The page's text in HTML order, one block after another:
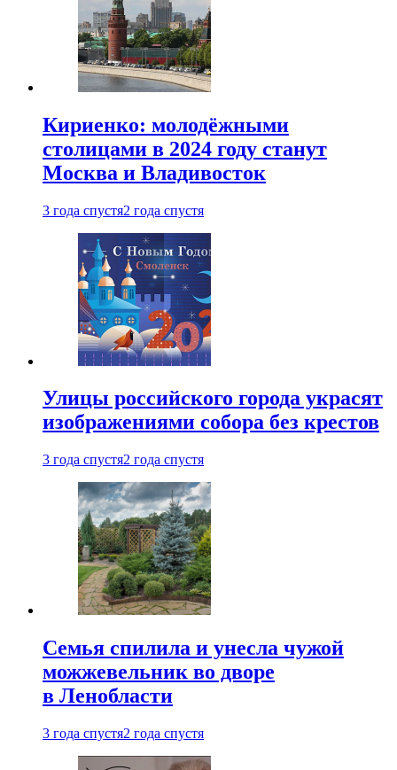
Кириенко: молодёжными
столицами в 2024 году станут
Москва и Владивосток
3 года спустя2 года спустя
Улицы российского города украсят
изображениями собора без крестов
3 года спустя2 года спустя
Семья спилила и унесла чужой
можжевельник во дворе
в Ленобласти
3 года спустя2 года спустя